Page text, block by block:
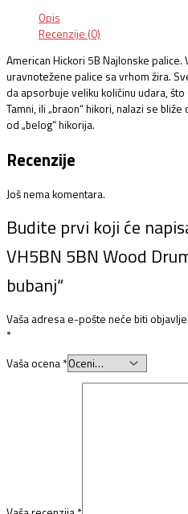
Opis
Recenzije (0)
American Hickori 5B Najlonske
uravnotežene palice sa vrhom žira.
da apsorbuje veliku količinu udara,
Tamni, ili „braon“ hikori, nalazi se
od „belog“ hikorija.
Recenzije
Još nema komentara.
Budite prvi koji će
VH5BN 5BN Wood
bubanj“
Vaša adresa e-pošte neće biti
*
Vaša ocena *